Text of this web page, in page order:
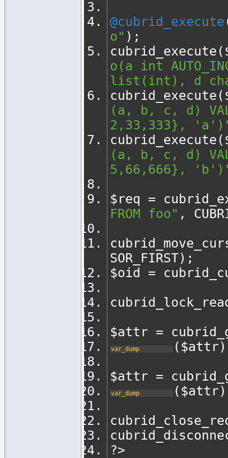
@cubrid_execute
o" );
cubrid_execute (
o(a int
list(int), d
cubrid_execute (
(a, b, c, d)
2,33,333},
cubrid_execute (
(a, b, c, d)
5,66,666},
$req =
FROM foo" ,
SOR_FIRST);
$oid =
$attr =
var_dump ( $attr
$attr =
var_dump ( $attr
?>